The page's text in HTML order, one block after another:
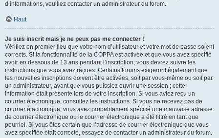
d’informations, veuillez contacter un administrateur du forum.
Haut
Je suis inscrit mais je ne peux pas me connecter !
Vérifiez en premier lieu que votre nom d’utilisateur et votre mot de passe soient
corrects. Si la fonctionnalité de la COPPA est activée et que vous avez spécifié
avoir en dessous de 13 ans pendant l’inscription, vous devrez suivre les
instructions que vous avez reçues. Certains forums exigeront également que
les nouvelles inscriptions doivent être activées, soit par vous-même ou soit par
un administrateur, avant que vous puissiez ouvrir une session ; cette
information était présente lors de votre inscription. Si vous aviez reçu un
courrier électronique, consultez les instructions. Si vous ne recevez pas de
courrier électronique, vous avez probablement spécifié une mauvaise adresse
de courrier électronique ou le courrier électronique a été filtré en tant que
pourriel. Si vous êtes certain que l’adresse de courrier électronique que vous
avez spécifiée était correcte, essayez de contacter un administrateur du forum.